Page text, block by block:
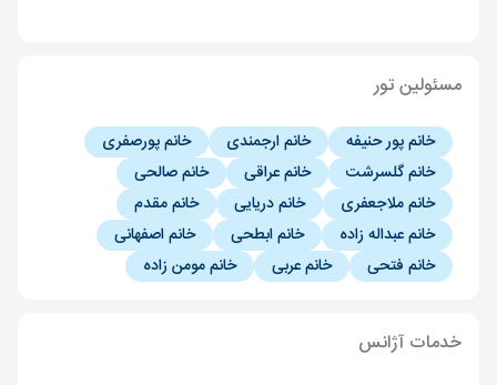
مسئولین تور
خانم پور حنیفه خانم ارجمندی
خانم پورصفری
خانم گلسرشت
خانم عراقی
خانم صالحی
خانم ملاجعفری
خانم دریایی
خانم مقدم
خانم عبداله زاده
خانم ابطحی
خانم اصفهانی
خانم فتحی
خانم عربی خانم مومن زاده
خدمات آژانس